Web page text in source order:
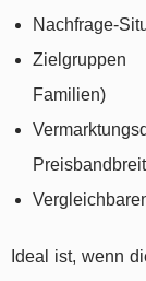
Nachfrage-
Zielgruppen
Familien)
Ideal ist, wenn